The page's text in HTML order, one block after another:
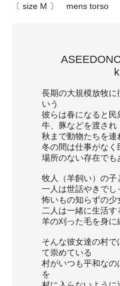
〔 size M 〕 mens torso
長期の大規模放牧に
いう
彼らは春になると民
牛、豚などを渡され
秋まで動物たちを連
冬の間は仕事がな
場所のない存在でも
牧人（羊飼い）の
一人は世話やきでし
怖いもの知らずの少
二人は一緒に生活
羊の刈った毛を身に
そんな彼女達の村
て崇めている
村がいつも平和なの
を